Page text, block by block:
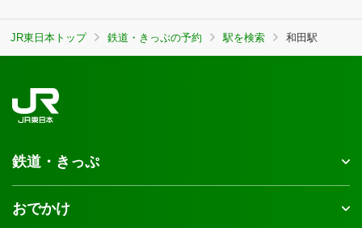
JR東日本トップ 鉄道・きっぷの予約 駅を検索 和田駅
鉄道・きっぷ
おでかけ